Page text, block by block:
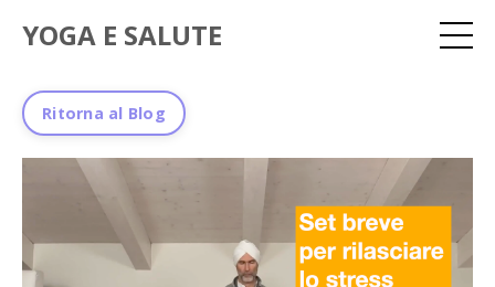
YOGA E SALUTE
Ritorna al Blog